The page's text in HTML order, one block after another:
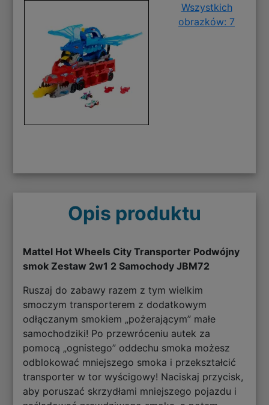
Wszystkich
obrazków: 7
Opis produktu
Mattel Hot Wheels City Transporter Podwójny
smok Zestaw 2w1 2 Samochody JBM72
Ruszaj do zabawy razem z tym wielkim
smoczym transporterem z dodatkowym
odłączanym smokiem „pożerającym” małe
samochodziki! Po przewróceniu autek za
pomocą „ognistego” oddechu smoka możesz
odblokować mniejszego smoka i przekształcić
transporter w tor wyścigowy! Naciskaj przycisk,
aby poruszać skrzydłami mniejszego pojazdu i